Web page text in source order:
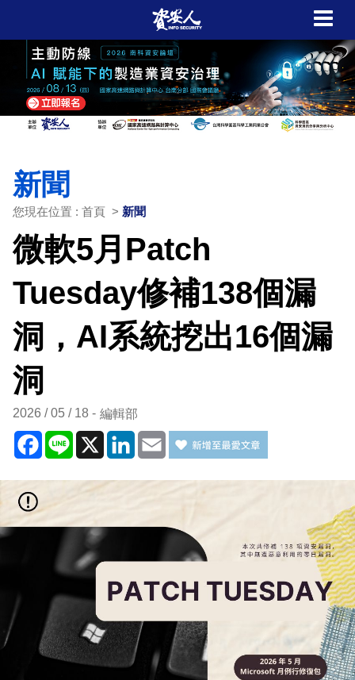
新聞
您現在位置 : 首頁 > 新聞
微軟5月Patch
Tuesday修補138個漏
洞，AI系統挖出16個漏
洞
2026 / 05 / 18 編輯部
Facebook
Line X LinkedIn
Email